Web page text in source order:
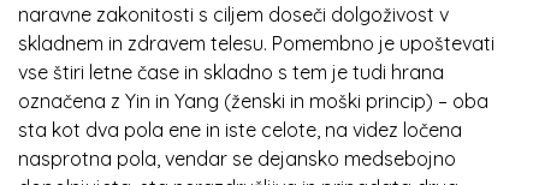
naravne zakonitosti s ciljem doseči dolgoživost v
skladnem in zdravem telesu. Pomembno je upoštevati
vse štiri letne čase in skladno s tem je tudi hrana
označena z Yin in Yang (ženski in moški princip) – oba
sta kot dva pola ene in iste celote, na videz ločena
nasprotna pola, vendar se dejansko medsebojno